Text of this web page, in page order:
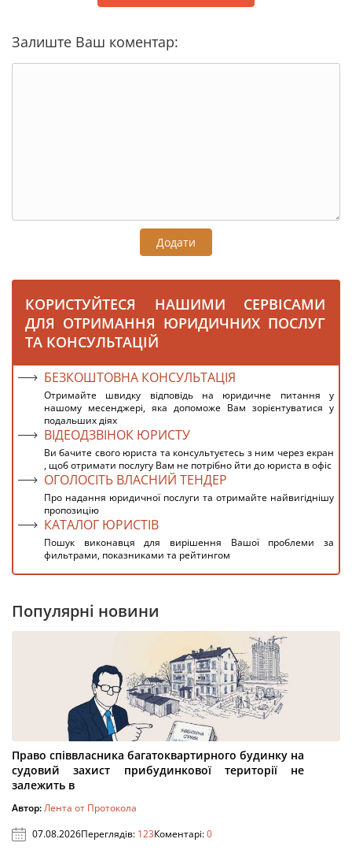
Залиште Ваш коментар:
Додати
КОРИСТУЙТЕСЯ НАШИМИ СЕРВІСАМИ
ДЛЯ ОТРИМАННЯ ЮРИДИЧНИХ ПОСЛУГ
ТА КОНСУЛЬТАЦІЙ
БЕЗКОШТОВНА КОНСУЛЬТАЦІЯ
Отримайте швидку відповідь на юридичне питання у
нашому месенджері, яка допоможе Вам зорієнтуватися у
подальших діях
ВІДЕОДЗВІНОК ЮРИСТУ
Ви бачите свого юриста та консультуєтесь з ним через екран
, щоб отримати послугу Вам не потрібно йти до юриста в офіс
ОГОЛОСІТЬ ВЛАСНИЙ ТЕНДЕР
Про надання юридичної послуги та отримайте найвигіднішу
пропозицію
КАТАЛОГ ЮРИСТІВ
Пошук виконавця для вирішення Вашої проблеми за
фильтрами, показниками та рейтингом
Популярні новини
Право співвласника багатоквартирного будинку на
судовий захист прибудинкової території не
залежить в
Автор:Лента от Протокола
07.08.2026Переглядів: 123Коментарі:0